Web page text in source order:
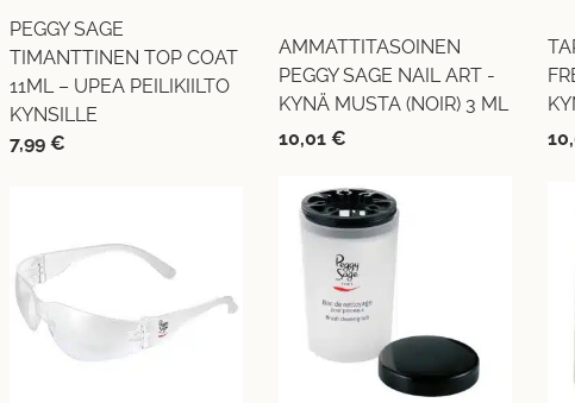
PEGGY SAGE
TIMANTTINEN TOP COAT
11ML – UPEA PEILIKIILTO
KYNSILLE
7,99€
AMMATTITASOINEN
PEGGY SAGE NAIL ART -
KYNÄ MUSTA (NOIR) 3 ML
10,01 €